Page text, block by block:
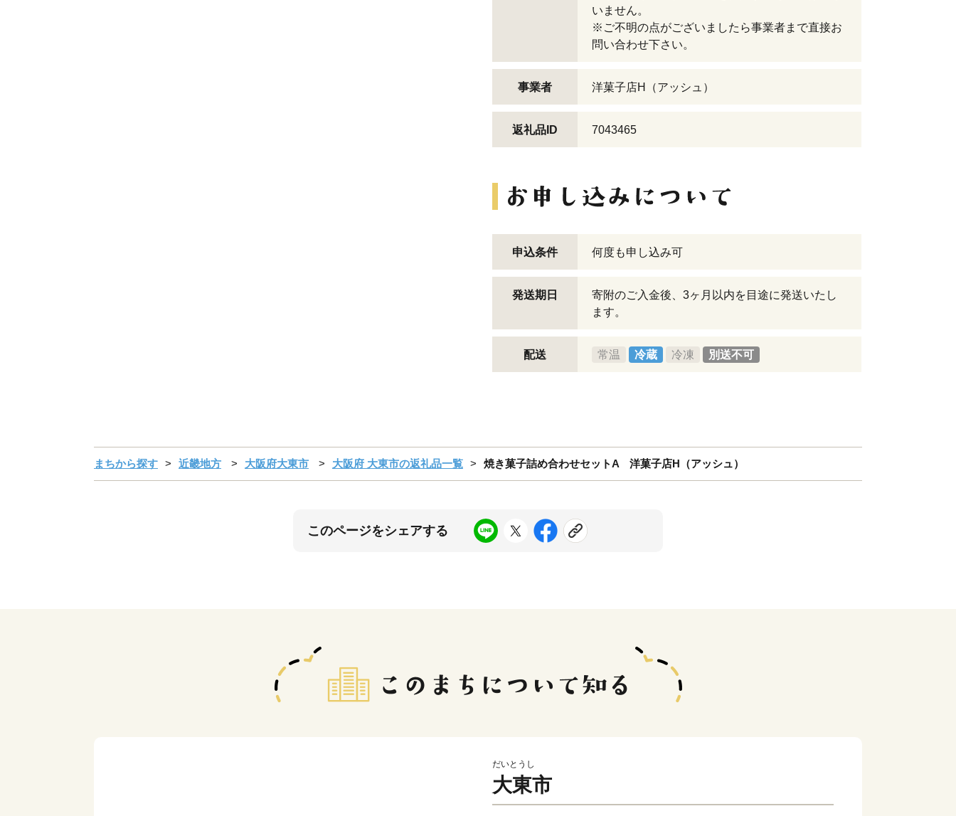
いません。
※ご不明の点がございましたら事業者まで直接お
問い合わせ下さい。
事業者 洋菓子店H（アッシュ）
返礼品ID 7043465
申込条件 何度も申し込み可
発送期日
寄附のご入金後、3ヶ月以内を目途に発送いたし
ます。
配送 常温 冷蔵 冷凍 別送不可
まちから探す 近畿地方 大阪府大東市 大阪府 大東市の返礼品一覧 焼き菓子詰め合わせセットA 洋菓子店H（アッシュ）
このページをシェアする
だいとうし
大東市